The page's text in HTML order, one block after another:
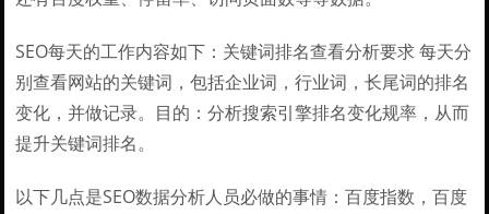
SEO每天的工作内容如下：关键词排名查看分析要求 每天分
别查看网站的关键词，包括企业词，行业词，长尾词的排名
变化，并做记录。目的：分析搜索引擎排名变化规率，从而
提升关键词排名。
以下几点是SEO数据分析人员必做的事情：百度指数，百度